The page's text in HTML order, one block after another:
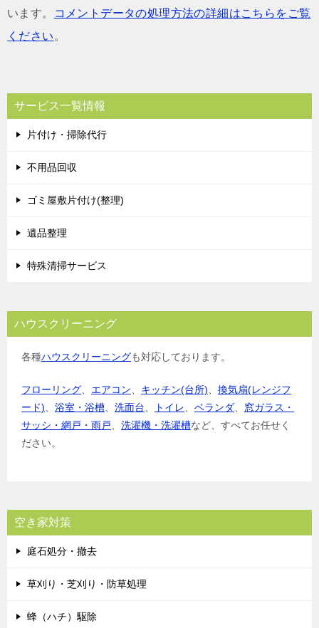
います。
コメントデータの処理方法の詳細はこちらをご覧
ください 。
サービス一覧情報
片付け・掃除代行
不用品回収
ゴミ屋敷片付け(整理)
遺品整理
特殊清掃サービス
ハウスクリーニング
各種ハウスクリーニングも対応しております。
フローリング、 エアコン、 キッチン(台所)、 換気扇(レンジフ
ード)、 浴室・浴槽、 洗面台、 トイレ、 ベランダ、 窓ガラス・
サッシ・網戸・雨戸、 洗濯機・洗濯槽など、すべてお任せく
ださい。
空き家対策
庭石処分・撤去
草刈り・芝刈り・防草処理
蜂（ハチ）駆除